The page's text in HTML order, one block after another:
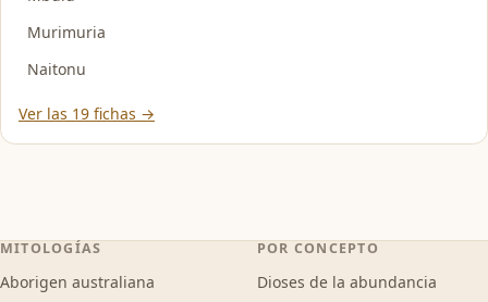
Murimuria
Naitonu
Ver las 19 fichas →
MITOLOGÍAS
Aborigen australiana
POR CONCEPTO
Dioses de la abundancia